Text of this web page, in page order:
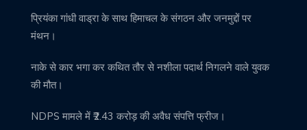
प्रियंका गांधी वाड्रा के साथ हिमाचल के संगठन और जनमुद्दों पर
मंथन।
नाके से कार भगा कर कथित तौर से नशीला पदार्थ निगलने वाले युवक
की मौत।
NDPS मामले में ₹2.43 करोड़ की अवैध संपत्ति फ्रीज।